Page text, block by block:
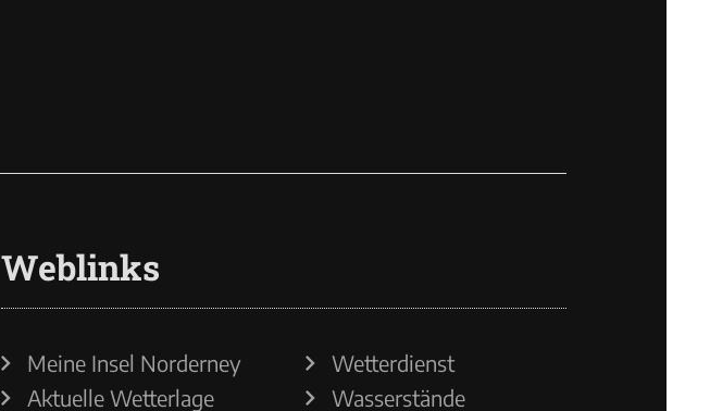
Weblinks
Meine Insel Norderney
Aktuelle Wetterlage
Wetterdienst
Wasserstände